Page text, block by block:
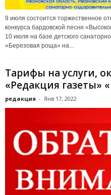
9 июля состоится торжественное
конкурса бардовской песни
10 июля на базе детского
«Березовая роща» на...
Тарифы на услуги,
«Редакция газеты»
редакция - Янв 17, 2022